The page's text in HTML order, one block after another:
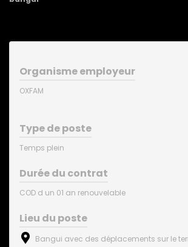
Organisme employeur
OXFAM
Type de poste
Temps plein
Durée du contrat
COD d un 01 an renouvelable
Lieu du poste
Bangui avec des déplacements sur le